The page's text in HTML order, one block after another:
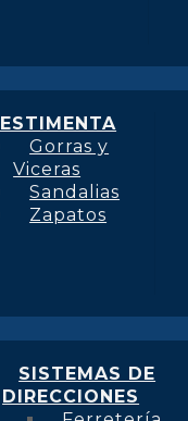
Gorras y
Viceras
Sandalias
Zapatos
SISTEMAS DE
DIRECCIONES